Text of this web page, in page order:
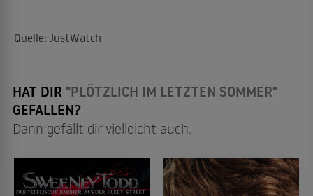
Quelle: JustWatch
HAT DIR "PLÖTZLICH IM LETZTEN SOMMER"
GEFALLEN?
Dann gefällt dir vielleicht auch: